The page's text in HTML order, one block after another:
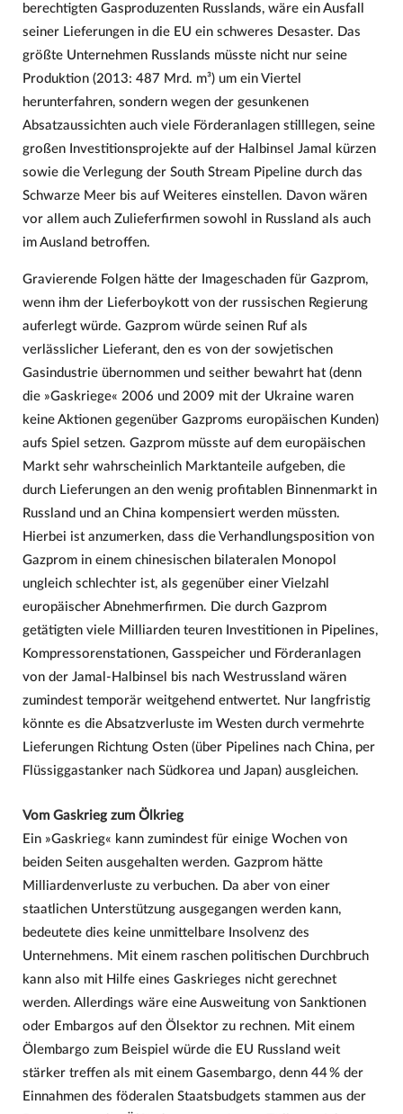
berechtigten Gasproduzenten Russlands, wäre ein Ausfall
seiner Lieferungen in die EU ein schweres Desaster. Das
größte Unternehmen Russlands müsste nicht nur seine
Produktion (2013: 487 Mrd. m³) um ein Viertel
herunterfahren, sondern wegen der gesunkenen
Absatzaussichten auch viele Förderanlagen stilllegen, seine
großen Investitionsprojekte auf der Halbinsel Jamal kürzen
sowie die Verlegung der South Stream Pipeline durch das
Schwarze Meer bis auf Weiteres einstellen. Davon wären
vor allem auch Zulieferfirmen sowohl in Russland als auch
im Ausland betroffen.
Gravierende Folgen hätte der Imageschaden für Gazprom,
wenn ihm der Lieferboykott von der russischen Regierung
auferlegt würde. Gazprom würde seinen Ruf als
verlässlicher Lieferant, den es von der sowjetischen
Gasindustrie übernommen und seither bewahrt hat (denn
die »Gaskriege« 2006 und 2009 mit der Ukraine waren
keine Aktionen gegenüber Gazproms europäischen Kunden)
aufs Spiel setzen. Gazprom müsste auf dem europäischen
Markt sehr wahrscheinlich Marktanteile aufgeben, die
durch Lieferungen an den wenig profitablen Binnenmarkt in
Russland und an China kompensiert werden müssten.
Hierbei ist anzumerken, dass die Verhandlungsposition von
Gazprom in einem chinesischen bilateralen Monopol
ungleich schlechter ist, als gegenüber einer Vielzahl
europäischer Abnehmerfirmen. Die durch Gazprom
getätigten viele Milliarden teuren Investitionen in Pipelines,
Kompressorenstationen, Gasspeicher und Förderanlagen
von der Jamal-Halbinsel bis nach Westrussland wären
zumindest temporär weitgehend entwertet. Nur langfristig
könnte es die Absatzverluste im Westen durch vermehrte
Lieferungen Richtung Osten (über Pipelines nach China, per
Flüssiggastanker nach Südkorea und Japan) ausgleichen.
Vom Gaskrieg zum Ölkrieg
Ein »Gaskrieg« kann zumindest für einige Wochen von
beiden Seiten ausgehalten werden. Gazprom hätte
Milliardenverluste zu verbuchen. Da aber von einer
staatlichen Unterstützung ausgegangen werden kann,
bedeutete dies keine unmittelbare Insolvenz des
Unternehmens. Mit einem raschen politischen Durchbruch
kann also mit Hilfe eines Gaskrieges nicht gerechnet
werden. Allerdings wäre eine Ausweitung von Sanktionen
oder Embargos auf den Ölsektor zu rechnen. Mit einem
Ölembargo zum Beispiel würde die EU Russland weit
stärker treffen als mit einem Gasembargo, denn 44 % der
Einnahmen des föderalen Staatsbudgets stammen aus der